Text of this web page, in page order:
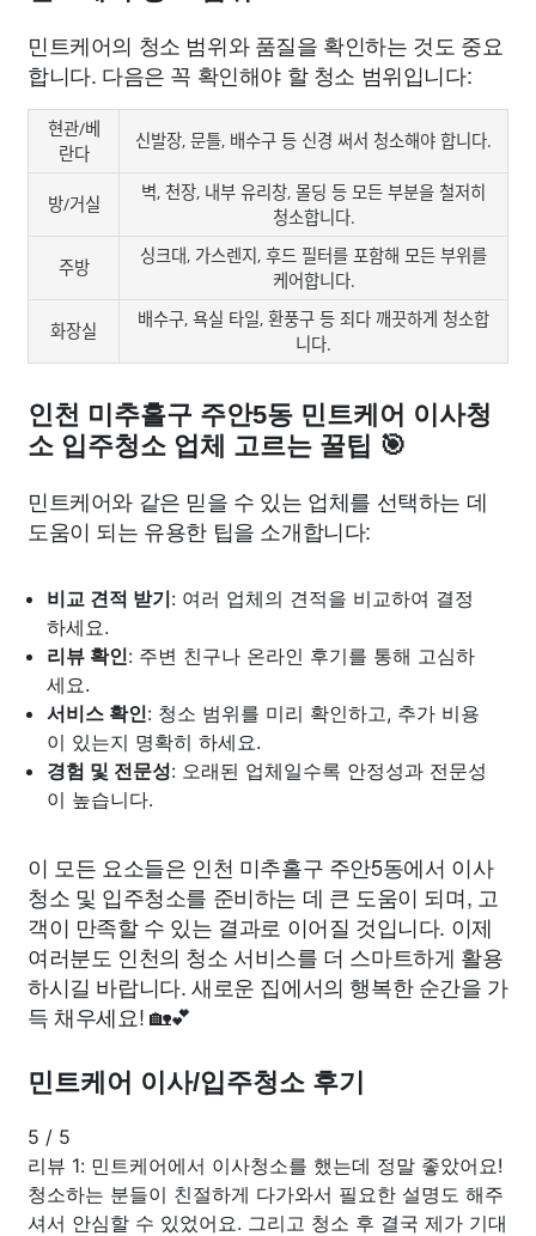
민트케어의 청소 범위와 품질을 확인하는 것도 중요
합니다. 다음은 꼭 확인해야 할 청소 범위입니다:
현관/베
란다
신발장, 문틀, 배수구 등 신경 써서 청소해야 합니다.
방/거실
벽, 천장, 내부 유리창, 몰딩 등 모든 부분을 철저히
청소합니다.
주방
싱크대, 가스렌지, 후드 필터를 포함해 모든 부위를
케어합니다.
화장실
배수구, 욕실 타일, 환풍구 등 죄다 깨끗하게 청소합
니다.
인천 미추홀구 주안5동 민트케어 이사청
소 입주청소 업체 고르는 꿀팁 🎯
민트케어와 같은 믿을 수 있는 업체를 선택하는 데
도움이 되는 유용한 팁을 소개합니다:
비교 견적 받기: 여러 업체의 견적을 비교하여 결정
하세요.
리뷰 확인: 주변 친구나 온라인 후기를 통해 고심하
세요.
서비스 확인: 청소 범위를 미리 확인하고, 추가 비용
이 있는지 명확히 하세요.
경험 및 전문성: 오래된 업체일수록 안정성과 전문성
이 높습니다.
이 모든 요소들은 인천 미추홀구 주안5동에서 이사
청소 및 입주청소를 준비하는 데 큰 도움이 되며, 고
객이 만족할 수 있는 결과로 이어질 것입니다. 이제
여러분도 인천의 청소 서비스를 더 스마트하게 활용
하시길 바랍니다. 새로운 집에서의 행복한 순간을 가
득 채우세요! 🏡💕
민트케어 이사/입주청소 후기
5 / 5
리뷰 1: 민트케어에서 이사청소를 했는데 정말 좋았어요!
청소하는 분들이 친절하게 다가와서 필요한 설명도 해주
셔서 안심할 수 있었어요. 그리고 청소 후 결국 제가 기대